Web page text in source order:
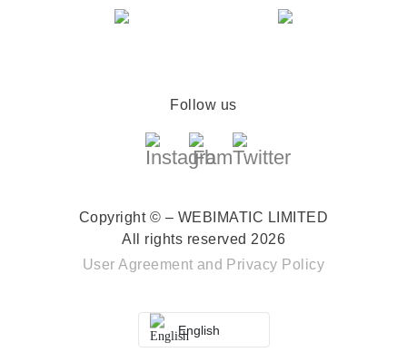
Follow us
Copyright © – WEBIMATIC LIMITED
All rights reserved 2026
User Agreement and Privacy Policy
English